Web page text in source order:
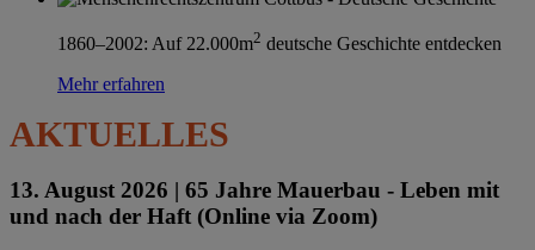
1860–2002: Auf 22.000m2 deutsche Geschichte entdecken
Mehr erfahren
AKTUELLES
13. August 2026 | 65 Jahre Mauerbau - Leben mit
und nach der Haft (Online via Zoom)